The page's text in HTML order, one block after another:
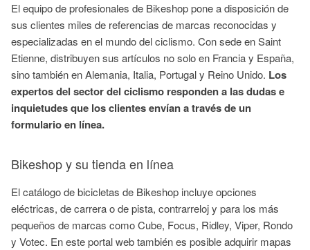
El equipo de profesionales de Bikeshop pone a disposición de
sus clientes miles de referencias de marcas reconocidas y
especializadas en el mundo del ciclismo. Con sede en Saint
Etienne, distribuyen sus artículos no solo en Francia y España,
sino también en Alemania, Italia, Portugal y Reino Unido. Los
expertos del sector del ciclismo responden a las dudas e
inquietudes que los clientes envían a través de un
formulario en línea.
Bikeshop y su tienda en línea
El catálogo de bicicletas de Bikeshop incluye opciones
eléctricas, de carrera o de pista, contrarreloj y para los más
pequeños de marcas como Cube, Focus, Ridley, Viper, Rondo
y Votec. En este portal web también es posible adquirir mapas